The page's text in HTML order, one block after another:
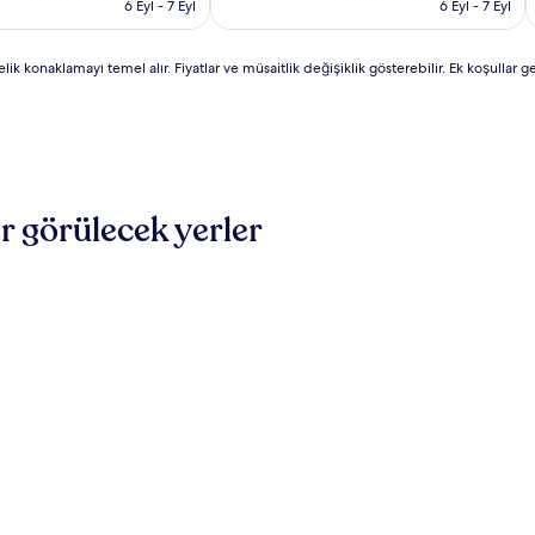
6 Eyl - 7 Eyl
6 Eyl - 7 Eyl
konaklamayı temel alır. Fiyatlar ve müsaitlik değişiklik gösterebilir. Ek koşullar
görülecek yerler